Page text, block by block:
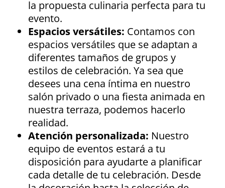
la propuesta culinaria perfecta para tu
evento.
Espacios versátiles: Contamos con
espacios versátiles que se adaptan a
diferentes tamaños de grupos y
estilos de celebración. Ya sea que
desees una cena íntima en nuestro
salón privado o una fiesta animada en
nuestra terraza, podemos hacerlo
realidad.
Atención personalizada: Nuestro
equipo de eventos estará a tu
disposición para ayudarte a planificar
cada detalle de tu celebración. Desde